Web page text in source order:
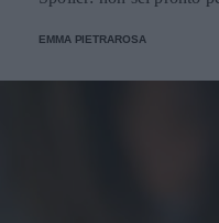
EMMA PIETRAROSA